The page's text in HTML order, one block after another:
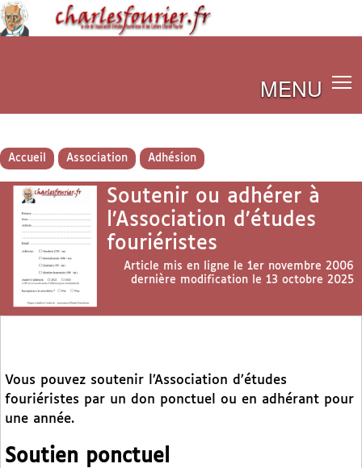
MENU
Accueil Association Adhésion
Soutenir ou adhérer à
l’Association d’études
fouriéristes
Article mis en ligne le 1er novembre 2006
dernière modification le 13 octobre 2025
Vous pouvez soutenir l’Association d’études
fouriéristes par un don ponctuel ou en adhérant pour
une année.
Soutien ponctuel